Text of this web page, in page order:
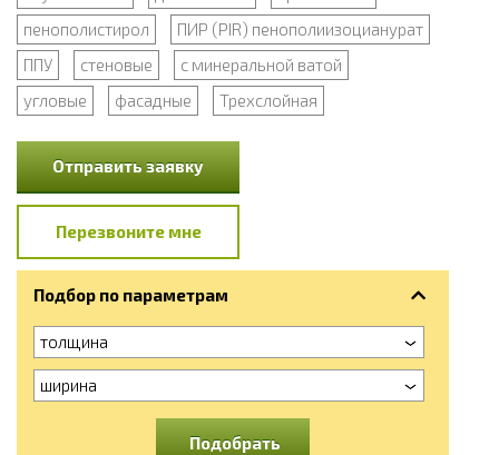
пенополистирол
ПИР (PIR) пенополиизоцианурат
ППУ
стеновые
с минеральной ватой
угловые
фасадные Трехслойная
Отправить заявку
Перезвоните мне
Подбор по параметрам
толщина
ширина
Подобрать